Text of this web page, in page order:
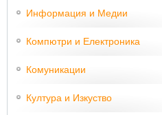
Информация и Медии
Компютри и Електроника
Комуникации
Култура и Изкуство